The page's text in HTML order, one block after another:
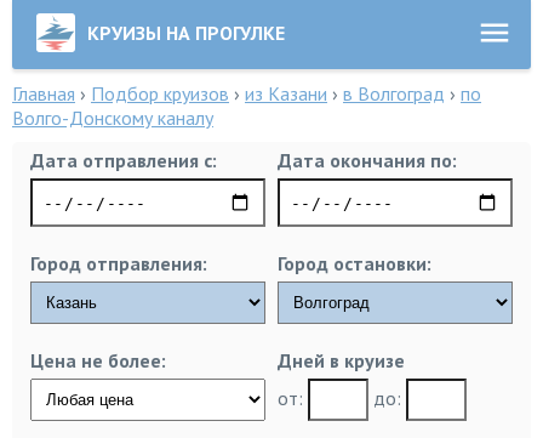
КРУИЗЫ НА ПРОГУЛКЕ
Главная › Подбор круизов › из Казани › в Волгоград › по
Волго-Донскому каналу
Дата отправления с:
Дата окончания по:
Город отправления: Город остановки:
Цена не более:
Дней в круизе
от:
до: